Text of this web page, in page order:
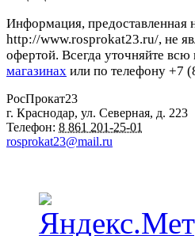
Информация, предоставленная
http://www.rosprokat23.ru/, не
офертой. Всегда уточняйте
магазинах или по телефону +7
РосПрокат23
г. Краснодар, ул. Северная, д. 223
Телефон: 8 861 201-25-01
rosprokat23@mail.ru